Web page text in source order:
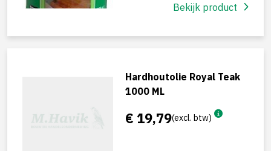
Bekijk product
Hardhoutolie Royal Teak
1000 ML
€ 19,79(excl. btw)